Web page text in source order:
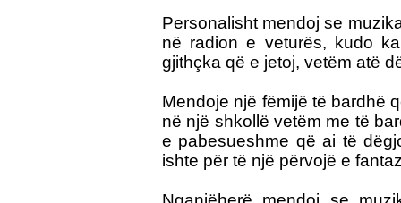
Personalisht mendoj se
në radion e veturës, kudo
gjithçka që e jetoj, vetëm atë
Mendoje një fëmijë të bardhë
në një shkollë vetëm me të
e pabesueshme që ai të
ishte për të një përvojë e